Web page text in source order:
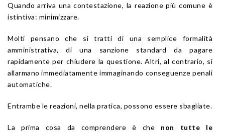
Quando arriva una contestazione, la reazione più comune è
istintiva: minimizzare.
Molti pensano che si tratti di una semplice formalità
amministrativa, di una sanzione standard da pagare
rapidamente per chiudere la questione. Altri, al contrario, si
allarmano immediatamente immaginando conseguenze penali
automatiche.
Entrambe le reazioni, nella pratica, possono essere sbagliate.
La prima cosa da comprendere è che non tutte le